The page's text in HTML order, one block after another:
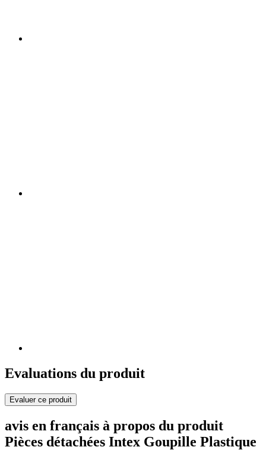
Evaluations du produit
Evaluer ce produit
avis en français à propos du produit
Pièces détachées Intex Goupille Plastique